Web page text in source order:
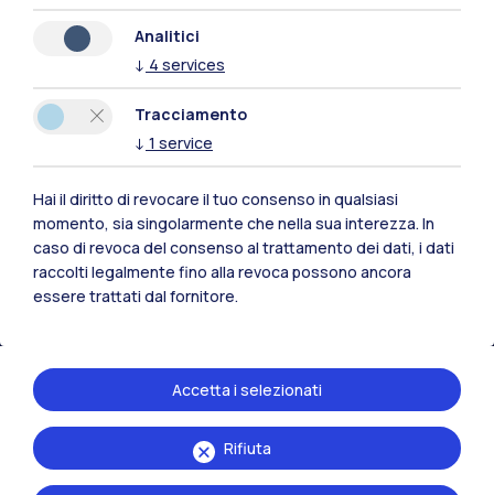
Polimi Community
Tutti i siti dell’ecosistema
Analitici
↓ 4 services
Tracciamento
↓ 1 service
Hai il diritto di revocare il tuo consenso in qualsiasi
momento, sia singolarmente che nella sua interezza. In
caso di revoca del consenso al trattamento dei dati, i dati
raccolti legalmente fino alla revoca possono ancora
essere trattati dal fornitore.
Rifiuta
Accetta i selezionati